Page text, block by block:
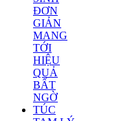
ĐƠN
GIẢN
MANG
TỚI
HIỆU
QUẢ
BẤT
NGỜ
TÚC